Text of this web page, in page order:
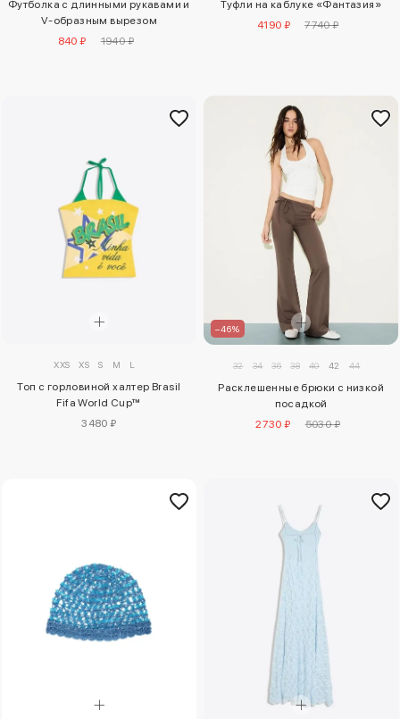
Футболка с длинными рукавами и
V-образным вырезом
840 ₽
1940 ₽
Туфли на каблуке «Фантазия»
4190 ₽
7740 ₽
XXS XS S M L
Топ с горловиной халтер Brasil
Fifa World Cup™
3480 ₽
–46%
32 34 36 38 40 42 44
Расклешенные брюки с низкой
посадкой
2730 ₽
5030 ₽